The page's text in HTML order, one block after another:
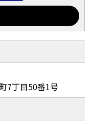
7丁目50番1号